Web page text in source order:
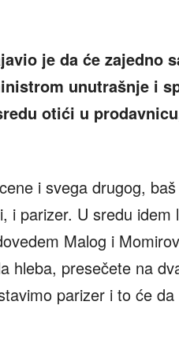
je da će zajedno
unutrašnje i
otići u
i svega drugog,
i parizer. U sredu idem
Malog i
hleba, presečete na
parizer i to će